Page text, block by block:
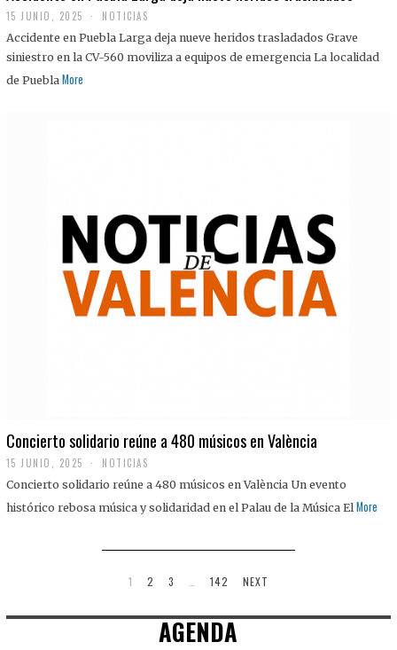
15 JUNIO, 2025 NOTICIAS
Accidente en Puebla Larga deja nueve heridos trasladados Grave
siniestro en la CV-560 moviliza a equipos de emergencia La localidad
de Puebla More
Concierto solidario reúne a 480 músicos en València
15 JUNIO, 2025 NOTICIAS
Concierto solidario reúne a 480 músicos en València Un evento
histórico rebosa música y solidaridad en el Palau de la Música El More
1 2 3 142 NEXT
AGENDA